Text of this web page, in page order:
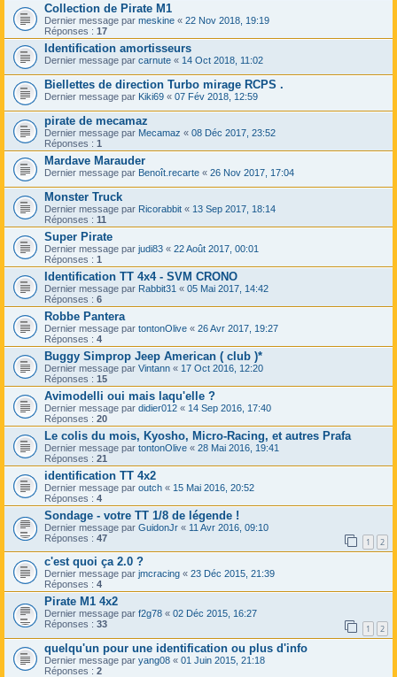
Collection de Pirate M1
Dernier message par meskine « 22 Nov 2018, 19:19
Réponses : 17
Identification amortisseurs
Dernier message par carnute « 14 Oct 2018, 11:02
Biellettes de direction Turbo mirage RCPS .
Dernier message par Kiki69 « 07 Fév 2018, 12:59
pirate de mecamaz
Dernier message par Mecamaz « 08 Déc 2017, 23:52
Réponses : 1
Mardave Marauder
Dernier message par Benoît.recarte « 26 Nov 2017, 17:04
Monster Truck
Dernier message par Ricorabbit « 13 Sep 2017, 18:14
Réponses : 11
Super Pirate
Dernier message par judi83 « 22 Août 2017, 00:01
Réponses : 1
Identification TT 4x4 - SVM CRONO
Dernier message par Rabbit31 « 05 Mai 2017, 14:42
Réponses : 6
Robbe Pantera
Dernier message par tontonOlive « 26 Avr 2017, 19:27
Réponses : 4
Buggy Simprop Jeep American ( club )*
Dernier message par Vintann « 17 Oct 2016, 12:20
Réponses : 15
Avimodelli oui mais laqu'elle ?
Dernier message par didier012 « 14 Sep 2016, 17:40
Réponses : 20
Le colis du mois, Kyosho, Micro-Racing, et autres Prafa
Dernier message par tontonOlive « 28 Mai 2016, 19:41
Réponses : 21
identification TT 4x2
Dernier message par outch « 15 Mai 2016, 20:52
Réponses : 4
Sondage - votre TT 1/8 de légende !
Dernier message par GuidonJr « 11 Avr 2016, 09:10
Réponses : 47 1 2
c'est quoi ça 2.0 ?
Dernier message par jmcracing « 23 Déc 2015, 21:39
Réponses : 4
Pirate M1 4x2
Dernier message par f2g78 « 02 Déc 2015, 16:27
Réponses : 33 1 2
quelqu'un pour une identification ou plus d'info
Dernier message par yang08 « 01 Juin 2015, 21:18
Réponses : 2